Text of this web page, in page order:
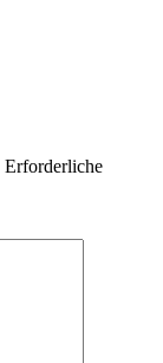
Erforderliche